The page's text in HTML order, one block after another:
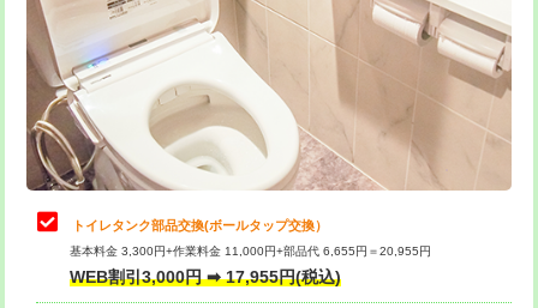
トイレタンク部品交換(ボールタップ交換）
基本料金 3,300円+作業料金 11,000円+部品代 6,655円＝20,955円
WEB割引3,000円 ➡ 17,955円(税込)